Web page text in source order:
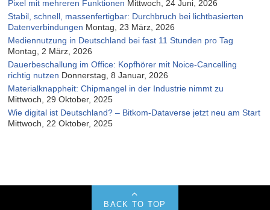
Pixel mit mehreren Funktionen Mittwoch, 24 Juni, 2026
Stabil, schnell, massenfertigbar: Durchbruch bei lichtbasierten
Datenverbindungen Montag, 23 März, 2026
Mediennutzung in Deutschland bei fast 11 Stunden pro Tag
Montag, 2 März, 2026
Dauerbeschallung im Office: Kopfhörer mit Noice-Cancelling
richtig nutzen Donnerstag, 8 Januar, 2026
Materialknappheit: Chipmangel in der Industrie nimmt zu
Mittwoch, 29 Oktober, 2025
Wie digital ist Deutschland? – Bitkom-Dataverse jetzt neu am Start
Mittwoch, 22 Oktober, 2025
BACK TO TOP